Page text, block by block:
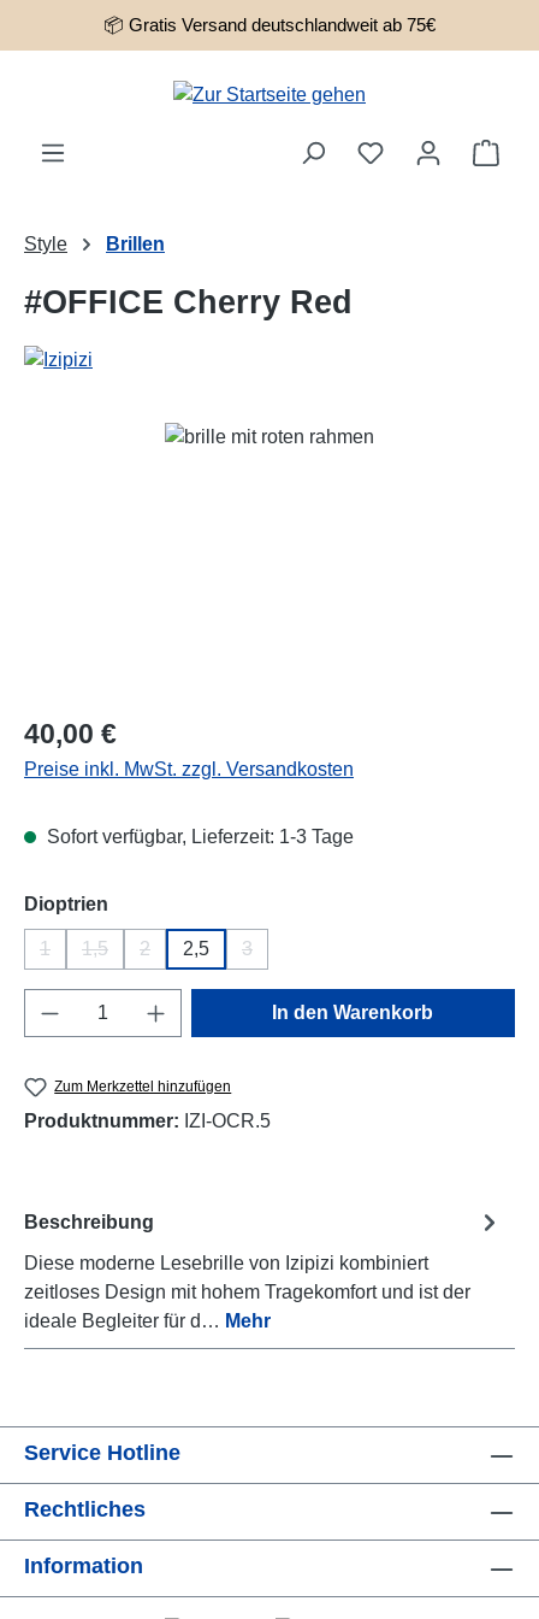
Zum Hauptinhalt springen
📦 Gratis Versand deutschlandweit ab 75€
Style Brillen
#OFFICE Cherry Red
Bildergalerie überspringen
Regulärer Preis:
40,00 €
Preise inkl. MwSt. zzgl. Versandkosten
Sofort verfügbar, Lieferzeit: 1-3 Tage
Dioptrien
1
(Diese Option ist zurzeit nicht verfügbar.)
1,5
(Diese Option ist zurzeit nicht verfügbar.)
2
(Diese Option ist zurzeit nicht verfügbar.)
2,5 3
Produkt Anzahl: Gib den gewünschten
In den Warenkorb
Zum Merkzettel hinzufügen
Produktnummer: IZI-OCR.5
Beschreibung
Diese moderne Lesebrille von Izipizi kombiniert
zeitloses Design mit hohem Tragekomfort und ist der
ideale Begleiter für d… Mehr
Service Hotline
Rechtliches
Information